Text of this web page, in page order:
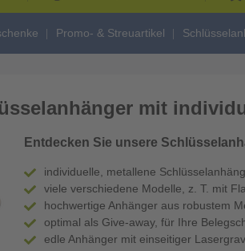
Promo- & Streuartikel
mit
Entdecken Sie unsere
individuelle, metallene
viele verschiedene Modelle, z. T. mit
hochwertige Anhänger aus robustem
optimal als Give-away, für Ihre
edle Anhänger mit einseitiger